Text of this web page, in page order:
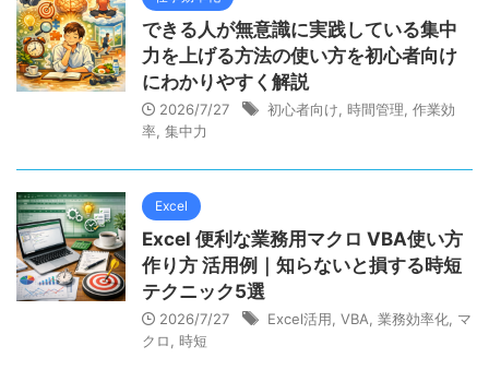
できる人が無意識に実践している集中
力を上げる方法の使い方を初心者向け
にわかりやすく解説
2026/7/27 初心者向け 時間管理 作業効
率 集中力
Excel
Excel 便利な業務用マクロ VBA使い方
作り方 活用例｜知らないと損する時短
テクニック5選
2026/7/27 Excel活用 VBA 業務効率化 マ
クロ
時短